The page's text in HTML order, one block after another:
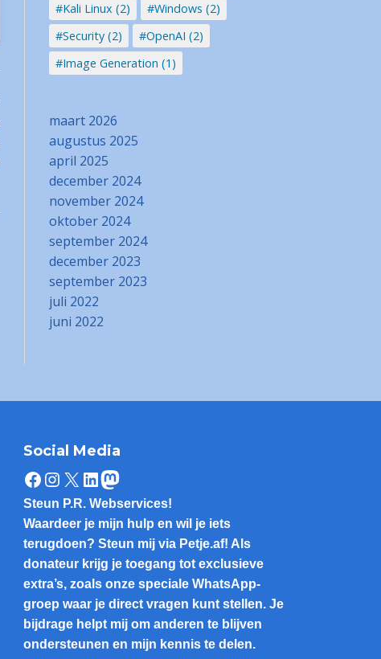
#Kali Linux (2)
#Windows (2)
#Security (2)
#OpenAI (2)
#Image Generation (1)
maart 2026
augustus 2025
april 2025
december 2024
november 2024
oktober 2024
september 2024
december 2023
september 2023
juli 2022
juni 2022
Social Media
Facebook
Instagram
X LinkedIn
Mastodon
Steun P.R. Webservices!
Waardeer je mijn hulp en wil je iets
terugdoen? Steun mij via Petje.af! Als
donateur krijg je toegang tot exclusieve
extra’s, zoals onze speciale WhatsApp-
groep waar je direct vragen kunt stellen. Je
bijdrage helpt mij om anderen te blijven
ondersteunen en mijn kennis te delen.